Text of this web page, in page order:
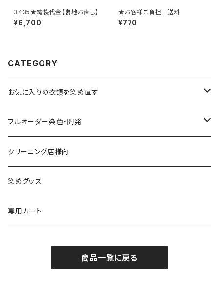
3435★縫製代金【裏地お直し】
¥6,700
★お客様ご負担 送料
¥770
CATEGORY
お気に入りの衣類を染め直す
綿系 100%
黒染め/Black
紺染め/Navy
綿90%以上+合成繊維
黒染め/Black
紺染め/Navy
綿素材+合成繊維10%以上
黒染め/Black
その他
濃紺染め/Navy
フルオーダー染色・開発
カラーマッチング
特殊染色
クリーニング店様向
染めグッズ
専用カート
商品一覧に戻る